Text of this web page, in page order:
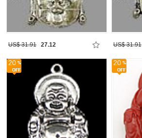
US$ 31.91 27.12 US$ 31.91
20 20